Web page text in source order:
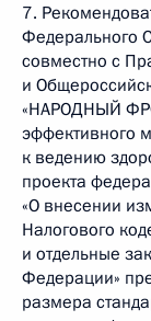
7.
Федерального
совместно с
и
«НАРОДНЫЙ
эффективного
к ведению
проекта
«О внесении
Налогового
и отдельные
Федерации»
размера